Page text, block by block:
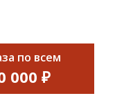
по всем
000 ₽